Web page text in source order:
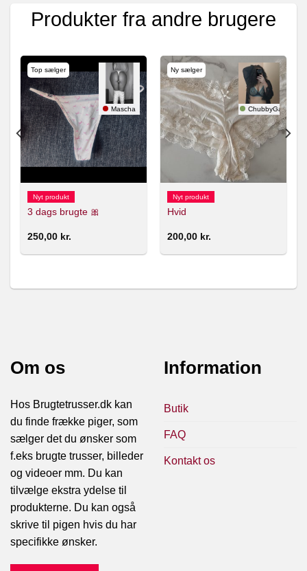
Produkter fra andre brugere
Top sælger
Mascha
Nyt produkt
3 dags brugte 🎀
250,00 kr.
Ny sælger
ChubbyGamer
Nyt produkt
Hvid
200,00 kr.
Om os
Hos Brugtetrusser.dk kan
du finde frække piger, som
sælger det du ønsker som
f.eks brugte trusser, billeder
og videoer mm. Du kan
tilvælge ekstra ydelse til
produkterne. Du kan også
skrive til pigen hvis du har
specifikke ønsker.
Information
Butik
FAQ
Kontakt os